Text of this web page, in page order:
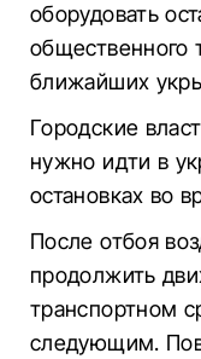
оборудовать
общественного
ближайших
Городские
нужно идти в
остановках во
После отбоя
продолжить
транспортном
следующим.